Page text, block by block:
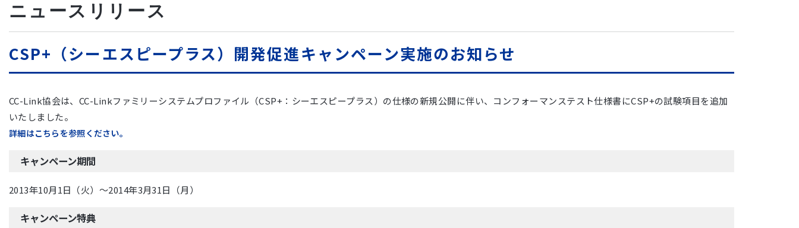
ニュースリリース
CSP+（シーエスピープラス）開発促進キャンペーン実施のお知らせ
CC-Link協会は、CC-Linkファミリーシステムプロファイル（CSP+：シーエスピープラス）の仕様の新規公開に伴い、コンフォーマンステスト仕様書にCSP+の試験項目を追加
いたしました。
詳細はこちらを参照ください。
キャンペーン期間
2013年10月1日（火）〜2014年3月31日（月）
キャンペーン特典